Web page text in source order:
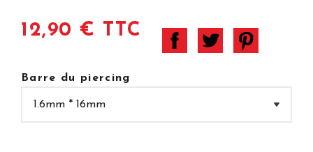
12,90 € TTC
Barre du piercing